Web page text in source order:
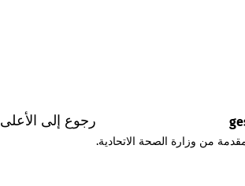
رجوع إلى الأعلى
من وزارة الصحة الاتحادية.